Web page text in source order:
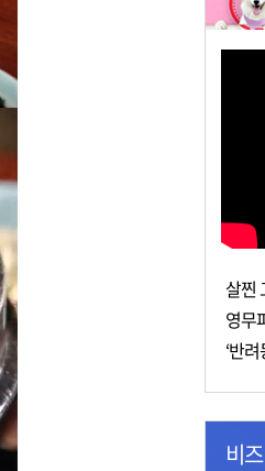
살찐
영무
‘반
비